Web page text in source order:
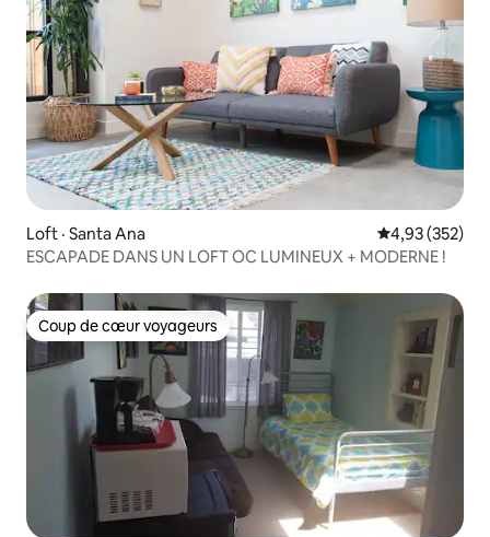
Loft · Santa Ana Note
4,93 (352)
ESCAPADE DANS UN LOFT OC LUMINEUX + MODERNE !
Coup de cœur voyageurs
Coup de cœur voyageurs